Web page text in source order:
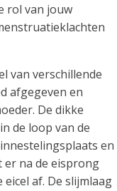
rol van jouw
van verschillende
afgegeven en
De dikke
de loop van de
en
er na de eisprong
af. De slijmlaag